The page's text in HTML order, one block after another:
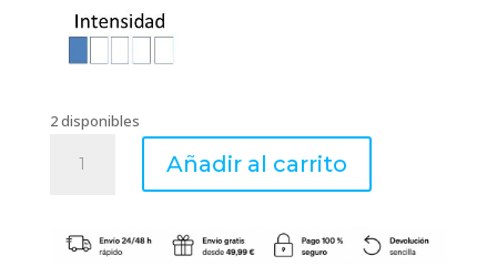
2 disponibles
difusor
Musk
Añadir al carrito